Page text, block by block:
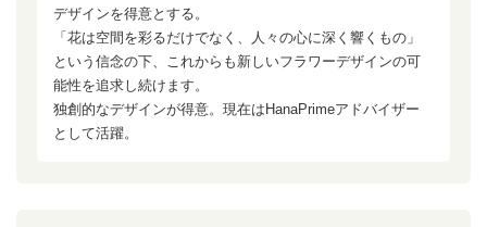
デザインを得意とする。
「花は空間を彩るだけでなく、人々の心に深く響くもの」
という信念の下、これからも新しいフラワーデザインの可
能性を追求し続けます。
独創的なデザインが得意。現在はHanaPrimeアドバイザー
として活躍。